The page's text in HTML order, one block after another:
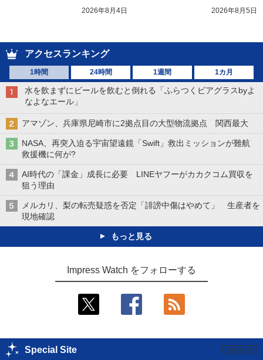
2026年8月4日 2026年8月5日
アクセスランキング
1時間 24時間 1週間 1カ月
水を飲まずにビールを飲むと倒れる「ふらつくビアグラスbyよ
なよなエール」
アマゾン、兵庫県尼崎市に2拠点目の大型物流拠点 関西最大
NASA、再突入迫る宇宙望遠鏡「Swift」救出ミッションが難航
救援機に何が?
AI時代の「課金」成長に必要 LINEヤフーがカカクコム買収を
狙う理由
メルカリ、梨の転売疑惑を否定「誹謗中傷はやめて」 生産者を
現地確認
もっと見る
Impress Watch をフォローする
Special Site